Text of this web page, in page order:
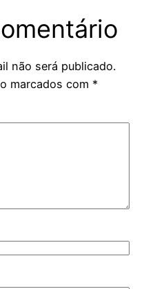
não será publicado.
marcados com *